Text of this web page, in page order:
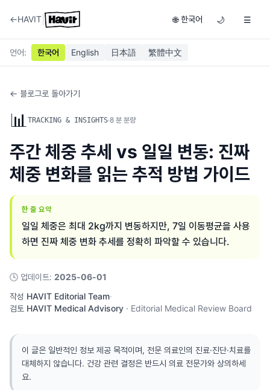
←HAVIT 🌐 한국어 🌙 ☰
언어: 한국어 English 日本語 繁體中文
← 블로그로 돌아가기
📊 TRACKING & INSIGHTS·8 분 분량
주간 체중 추세 vs 일일 변동: 진짜
체중 변화를 읽는 추적 방법 가이드
한 줄 요약
일일 체중은 최대 2kg까지 변동하지만, 7일 이동평균을 사용
하면 진짜 체중 변화 추세를 정확히 파악할 수 있습니다.
🕓 업데이트: 2025-06-01
작성 HAVIT Editorial Team·
검토 HAVIT Medical Advisory · Editorial Medical Review Board
이 글은 일반적인 정보 제공 목적이며, 전문 의료인의 진료·진단·치료를
대체하지 않습니다. 건강 관련 결정은 반드시 의료 전문가와 상의하세
요.